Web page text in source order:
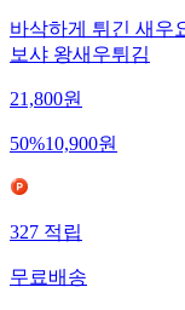
바삭하게 튀긴 새우
보샤 왕새우튀김
21,800원
50%10,900원
327적립
무료배송